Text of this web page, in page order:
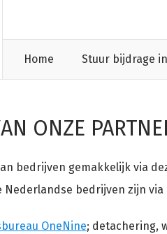
Home Stuur bijdrage in
ONZE
bedrijven gemakkelijk via
Nederlandse bedrijven zijn
OneNine; detachering,